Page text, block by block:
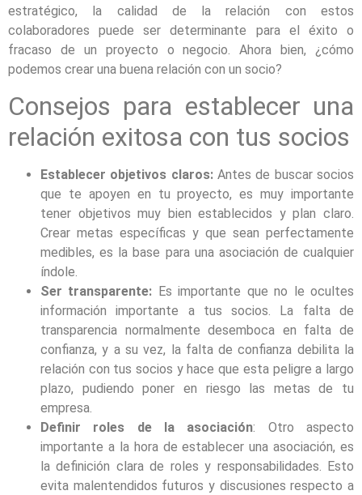
estratégico, la calidad de la relación con estos
colaboradores puede ser determinante para el éxito o
fracaso de un proyecto o negocio. Ahora bien, ¿cómo
podemos crear una buena relación con un socio?
Consejos para establecer una
relación exitosa con tus socios
Establecer objetivos claros:Antes de buscar socios
que te apoyen en tu proyecto, es muy importante
tener objetivos muy bien establecidos y plan claro.
Crear metas específicas y que sean perfectamente
medibles, es la base para una asociación de cualquier
índole.
Ser transparente: Es importante que no le ocultes
información importante a tus socios. La falta de
transparencia normalmente desemboca en falta de
confianza, y a su vez, la falta de confianza debilita la
relación con tus socios y hace que esta peligre a largo
plazo, pudiendo poner en riesgo las metas de tu
empresa.
Definir roles de la asociación: Otro aspecto
importante a la hora de establecer una asociación, es
la definición clara de roles y responsabilidades. Esto
evita malentendidos futuros y discusiones respecto a